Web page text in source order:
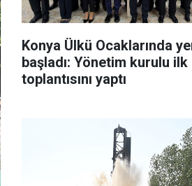
Konya Ülkü Ocaklarında
başladı: Yönetim kurulu ilk
toplantısını yaptı